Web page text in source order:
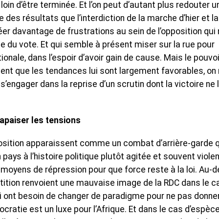
d’être terminée. Et l’on peut d’autant plus redouter
des résultats que l’interdiction de la marche d’hier et la
davantage de frustrations au sein de l’opposition qui
du vote. Et qui semble à présent miser sur la rue pour
dans l’espoir d’avoir gain de cause. Mais le
que les tendances lui sont largement favorables, on
dans la reprise d’un scrutin dont la victoire ne
les tensions
apparaissent comme un combat d’arrière-garde
à l’histoire politique plutôt agitée et souvent
de répression pour que force reste à la loi. Au-
renvoient une mauvaise image de la RDC dans le
ont besoin de changer de paradigme pour ne pas
est un luxe pour l’Afrique. Et dans le cas